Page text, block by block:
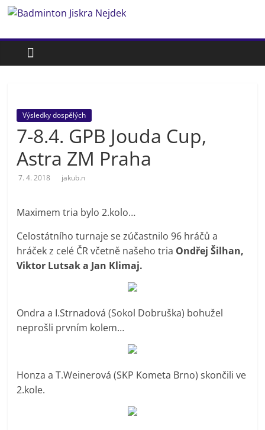
Přeskočit
obsah
Badminton
Jiskra
Badmintonový
oddíl
Nejdek
Výsledky dospělých
7-8.4. GPB Jouda Cup,
Astra ZM Praha
7. 4. 2018 jakub.n
Maximem tria bylo 2.kolo…
Celostátního turnaje se zúčastnilo 96 hráčů a
hráček z celé ČR včetně našeho tria Ondřej Šilhan,
Viktor Lutsak a Jan Klimaj.
Ondra a I.Strnadová (Sokol Dobruška) bohužel
neprošli prvním kolem…
Honza a T.Weinerová (SKP Kometa Brno) skončili ve
2.kole.